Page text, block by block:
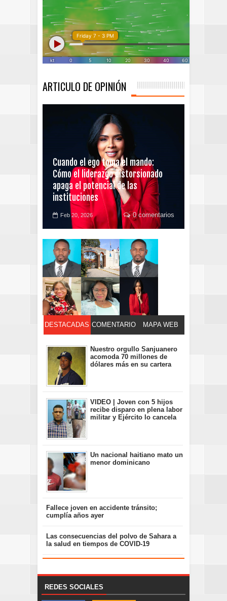
ARTICULO DE OPINIÓN
Cuando el ego toma el mando:
Cómo el liderazgo distorsionado
apaga el potencial de las
instituciones
Feb 20, 2026 0 comentarios
DESTACADAS COMENTARIO MAPA WEB
Nuestro orgullo Sanjuanero
acomoda 70 millones de
dólares más en su cartera
VIDEO | Joven con 5 hijos
recibe disparo en plena labor
militar y Ejército lo cancela
Un nacional haitiano mato un
menor dominicano
Fallece joven en accidente tránsito;
cumplía años ayer
Las consecuencias del polvo de Sahara a
la salud en tiempos de COVID-19
REDES SOCIALES